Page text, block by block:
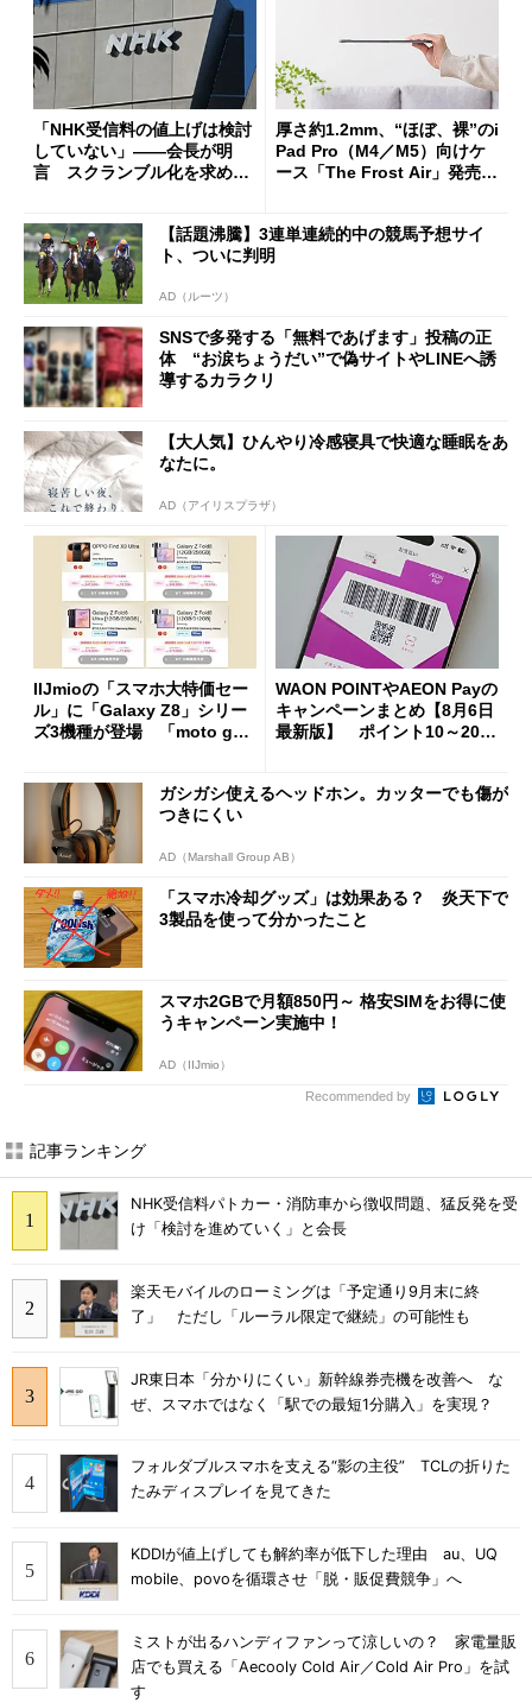
「NHK受信料の値上げは検討
していない」――会長が明
言 スクランブル化を求める
厚さ約1.2mm、“ほぼ、裸”のi
Pad Pro（M4／M5）向けケ
ース「The Frost Air」発売
【話題沸騰】3連単連続的中の競馬予想サイ
ト、ついに判明
AD（ルーツ）
SNSで多発する「無料であげます」投稿の正
体 “お涙ちょうだい”で偽サイトやLINEへ誘
導するカラクリ
【大人気】ひんやり冷感寝具で快適な睡眠をあ
なたに。
AD（アイリスプラザ）
IIJmioの「スマホ大特価セー
ル」に「Galaxy Z8」シリー
ズ3機種が登場 「moto g37
WAON POINTやAEON Payの
キャンペーンまとめ【8月6日
最新版】 ポイント10～20倍
ガシガシ使えるヘッドホン。カッターでも傷が
つきにくい
AD（Marshall Group AB）
「スマホ冷却グッズ」は効果ある？ 炎天下で
3製品を使って分かったこと
スマホ2GBで月額850円～ 格安SIMをお得に使
うキャンペーン実施中！
AD（IIJmio）
Recommended by
記事ランキング
NHK受信料パトカー・消防車から徴収問題、猛反発を受
け「検討を進めていく」と会長
楽天モバイルのローミングは「予定通り9月末に終
了」 ただし「ルーラル限定で継続」の可能性も
JR東日本「分かりにくい」新幹線券売機を改善へ な
ぜ、スマホではなく「駅での最短1分購入」を実現？
フォルダブルスマホを支える“影の主役” TCLの折りた
たみディスプレイを見てきた
KDDIが値上げしても解約率が低下した理由 au、UQ
mobile、povoを循環させ「脱・販促費競争」へ
ミストが出るハンディファンって涼しいの？ 家電量販
店でも買える「Aecooly Cold Air／Cold Air Pro」を試
す